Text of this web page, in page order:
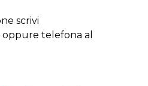
scrivi
oppure telefona al